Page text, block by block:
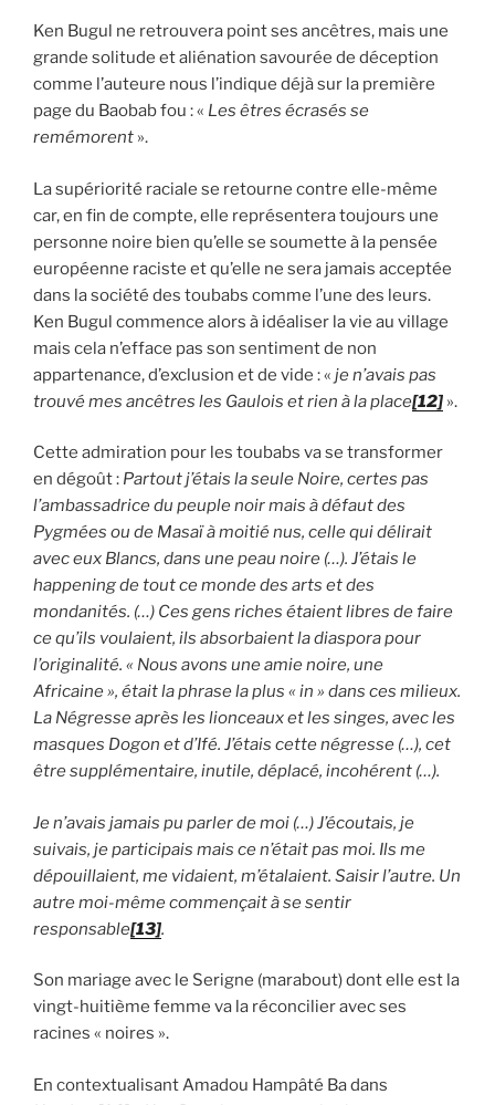
Ken Bugul ne retrouvera point ses ancêtres, mais une
grande solitude et aliénation savourée de déception
comme l’auteure nous l’indique déjà sur la première
page du Baobab fou : « Les êtres écrasés se
remémorent ».
La supériorité raciale se retourne contre elle-même
car, en fin de compte, elle représentera toujours une
personne noire bien qu’elle se soumette à la pensée
européenne raciste et qu’elle ne sera jamais acceptée
dans la société des toubabs comme l’une des leurs.
Ken Bugul commence alors à idéaliser la vie au village
mais cela n’efface pas son sentiment de non
appartenance, d’exclusion et de vide : « je n’avais pas
trouvé mes ancêtres les Gaulois et rien à la place[12] ».
Cette admiration pour les toubabs va se transformer
en dégoût : Partout j’étais la seule Noire, certes pas
l’ambassadrice du peuple noir mais à défaut des
Pygmées ou de Masaï à moitié nus, celle qui délirait
avec eux Blancs, dans une peau noire (…). J’étais le
happening de tout ce monde des arts et des
mondanités. (…) Ces gens riches étaient libres de faire
ce qu’ils voulaient, ils absorbaient la diaspora pour
l’originalité. « Nous avons une amie noire, une
Africaine », était la phrase la plus « in » dans ces milieux.
La Négresse après les lionceaux et les singes, avec les
masques Dogon et d’Ifé. J’étais cette négresse (…), cet
être supplémentaire, inutile, déplacé, incohérent (…).
Je n’avais jamais pu parler de moi (…) J’écoutais, je
suivais, je participais mais ce n’était pas moi. Ils me
dépouillaient, me vidaient, m’étalaient. Saisir l’autre. Un
autre moi-même commençait à se sentir
responsable[13].
Son mariage avec le Serigne (marabout) dont elle est la
vingt-huitième femme va la réconcilier avec ses
racines « noires ».
En contextualisant Amadou Hampâté Ba dans